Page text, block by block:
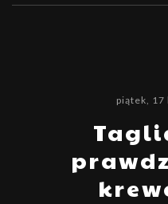
piątek, 17